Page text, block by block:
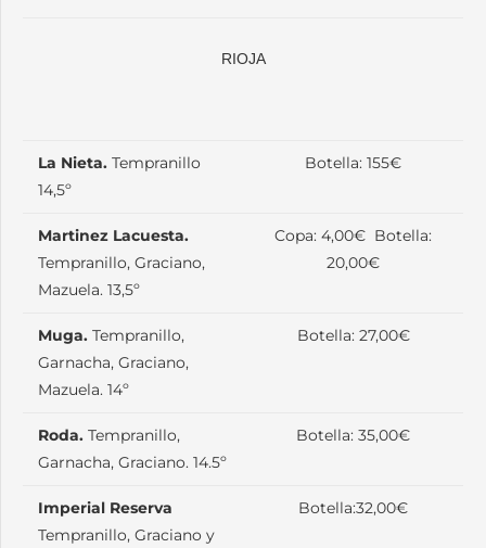
RIOJA
La Nieta. Tempranillo
14,5º
Botella: 155€
Martinez Lacuesta.
Tempranillo, Graciano,
Mazuela. 13,5º
Copa: 4,00€ Botella:
20,00€
Muga. Tempranillo,
Garnacha, Graciano,
Mazuela. 14º
Botella: 27,00€
Roda. Tempranillo,
Garnacha, Graciano. 14.5º
Botella: 35,00€
Imperial Reserva
Tempranillo, Graciano y
Botella:32,00€